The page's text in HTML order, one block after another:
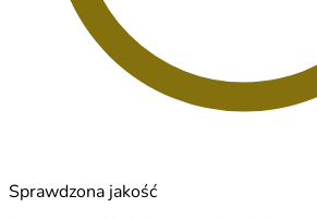
Sprawdzona jakość